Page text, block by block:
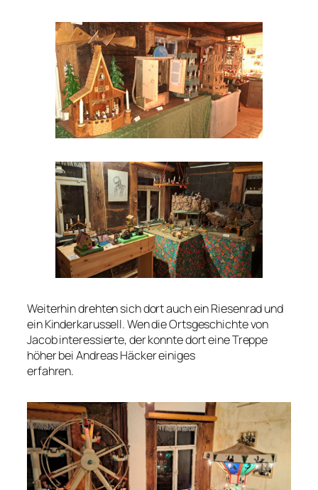
Weiterhin drehten sich dort auch ein Riesenrad und
ein Kinderkarussell. Wen die Ortsgeschichte von
Jacob interessierte, der konnte dort eine Treppe
höher bei Andreas Häcker einiges
erfahren.